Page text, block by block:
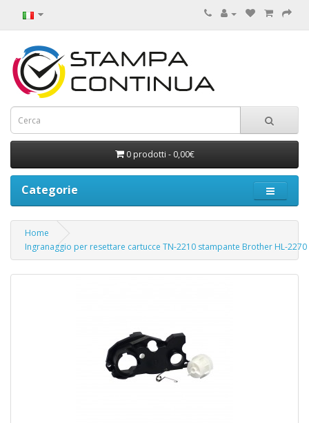
0 prodotti - 0,00€
Categorie
Home
Ingranaggio per resettare cartucce TN-2210 stampante Brother HL-2270